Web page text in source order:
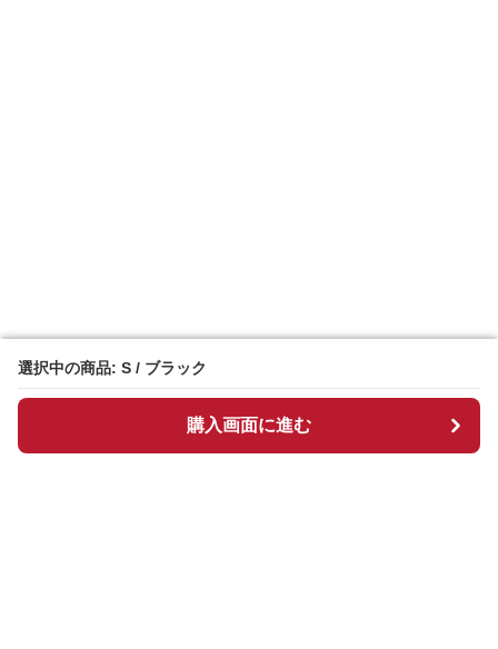
選択中の商品: S / ブラック
購入画面に進む
選択中の商品: S / ブラック
購入画面に進む